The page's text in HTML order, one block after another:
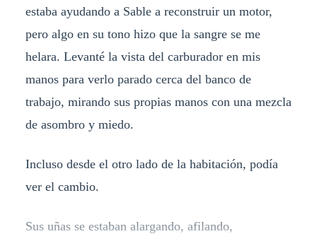
estaba ayudando a Sable a reconstruir un motor,
pero algo en su tono hizo que la sangre se me
helara. Levanté la vista del carburador en mis
manos para verlo parado cerca del banco de
trabajo, mirando sus propias manos con una mezcla
de asombro y miedo.
Incluso desde el otro lado de la habitación, podía
ver el cambio.
Sus uñas se estaban alargando, afilando,